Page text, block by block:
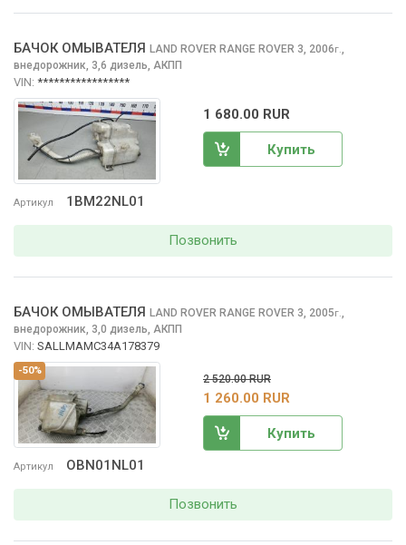
Артикул 1BM22NL01
БАЧОК ОМЫВАТЕЛЯ LAND ROVER RANGE ROVER 3, 2006г.,
внедорожник, 3,6 дизель, АКПП
VIN: *****************
1 680.00 RUR
Купить
Позвонить
-50%
Артикул OBN01NL01
БАЧОК ОМЫВАТЕЛЯ LAND ROVER RANGE ROVER 3, 2005г.,
внедорожник, 3,0 дизель, АКПП
VIN: SALLMAMC34A178379
2 520.00 RUR
1 260.00 RUR
Купить
Позвонить